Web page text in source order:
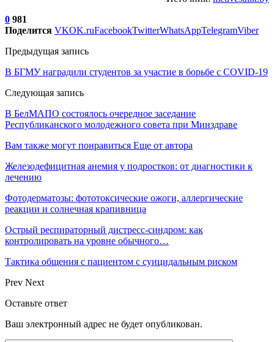
0 981
Поделится VKOK.ruFacebookTwitterWhatsAppTelegramViber
Предыдущая запись
В БГМУ наградили студентов за участие в борьбе с COVID-19
Следующая запись
В БелМАПО состоялось очередное заседание
Республиканского молодежного совета при Минздраве
Вам также могут понравиться Еще от автора
Железодефицитная анемия у подростков: от диагностики к
лечению
Фотодерматозы: фототоксические ожоги, аллергические
реакции и солнечная крапивница
Острый респираторный дистресс-синдром: как
контролировать на уровне обычного…
Тактика общения с пациентом с суицидальным риском
Prev Next
Оставьте ответ
Ваш электронный адрес не будет опубликован.